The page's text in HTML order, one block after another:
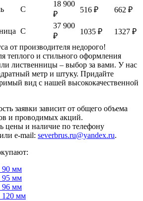
С
18 900
₽
516 ₽ 662 ₽
С
37 900
₽
1035 ₽
1327 ₽
от производителя недорого!
теплого и стильного оформления
лиственницы – выбор за вами. У нас
метр и штуку. Придайте
вид с нашей высококачественной
заявки зависит от общего объема
и проводимых акций.
цены и наличие по телефону
или e-mail: severbrus.ru@yandex.ru.
90 мм
95 мм
96 мм
120 мм